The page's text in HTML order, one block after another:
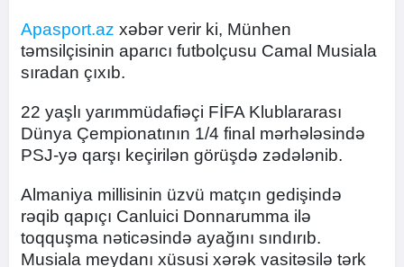
Apasport.az xəbər verir ki, Münhen
təmsilçisinin aparıcı futbolçusu Camal Musiala
sıradan çıxıb.
22 yaşlı yarımmüdafiəçi FİFA Klublararası
Dünya Çempionatının 1/4 final mərhələsində
PSJ-yə qarşı keçirilən görüşdə zədələnib.
Almaniya millisinin üzvü matçın gedişində
rəqib qapıçı Canluici Donnarumma ilə
toqquşma nəticəsində ayağını sındırıb.
Musiala meydanı xüsusi xərək vasitəsilə tərk